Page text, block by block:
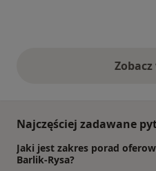
Najczęściej zadawane
Jaki jest zakres porad
Barlik-Rysa?